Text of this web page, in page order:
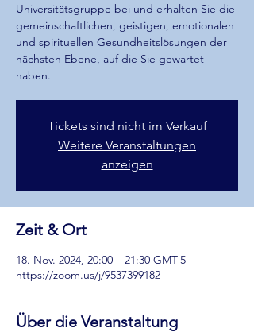
Universitätsgruppe bei und erhalten Sie die
gemeinschaftlichen, geistigen, emotionalen
und spirituellen Gesundheitslösungen der
nächsten Ebene, auf die Sie gewartet
haben.
Tickets sind nicht im Verkauf
Weitere Veranstaltungen
anzeigen
Zeit & Ort
18. Nov. 2024, 20:00 – 21:30 GMT-5
https://zoom.us/j/9537399182
Über die Veranstaltung